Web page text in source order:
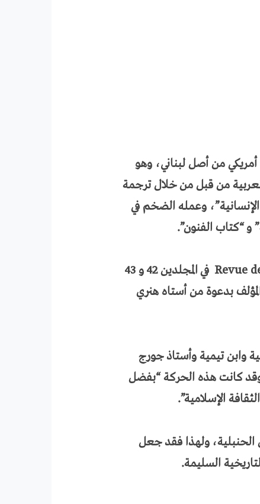
أمريكي من أصل لبناني، وهو
من قبل من خلال ترجمة
وعمله الضخم في
و “كتاب الفنون”.
Revue
في المجلدين 42 و 43
المؤلف بدعوة من أستاه هنري
وابن تيمية وأستاذ جورج
كانت هذه الحركة “بفضل
الإسلامية”.
الحنبلية، ولهذا فقد جعل
السليمة.